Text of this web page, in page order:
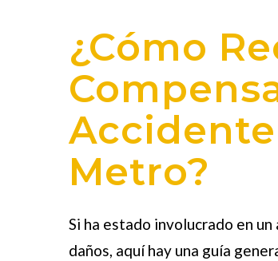
¿Cómo
Metro?
Si ha estado involucrado en
daños, aquí hay una guía